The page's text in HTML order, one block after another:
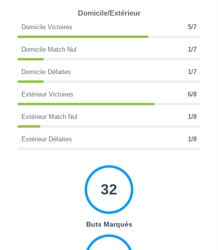
Domicile/Extérieur
Domicile Victoires 5/7
Domicile Match Nul 1/7
Domicile Défaites 1/7
Extérieur Victoires 6/8
Extérieur Match Nul 1/8
Extérieur Défaites 1/8
32
Buts Marqués